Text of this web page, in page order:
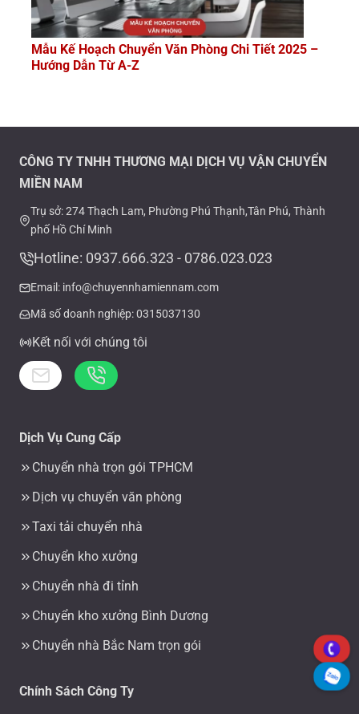
Mẫu Kế Hoạch Chuyển Văn Phòng Chi Tiết 2025 –
Hướng Dẫn Từ A-Z
CÔNG TY TNHH THƯƠNG MẠI DỊCH VỤ VẬN CHUYỂN
MIỀN NAM
Trụ sở: 274 Thạch Lam, Phường Phú Thạnh,Tân Phú, Thành
phố Hồ Chí Minh
Hotline: 0937.666.323 - 0786.023.023
Email: info@chuyennhamiennam.com
Mã số doanh nghiệp: 0315037130
Kết nối với chúng tôi
Dịch Vụ Cung Cấp
Chuyển nhà trọn gói TPHCM
Dịch vụ chuyển văn phòng
Taxi tải chuyển nhà
Chuyển kho xưởng
Chuyển nhà đi tỉnh
Chuyển kho xưởng Bình Dương
Chuyển nhà Bắc Nam trọn gói
Chính Sách Công Ty